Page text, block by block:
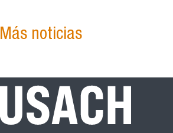
Más noticias